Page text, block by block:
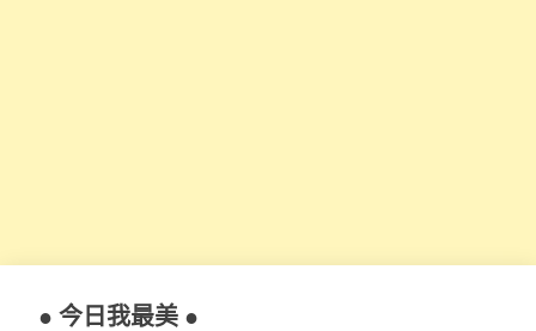
● 今日我最美 ●